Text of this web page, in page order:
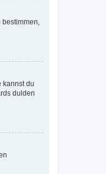
bestimmen,
kannst du
dulden